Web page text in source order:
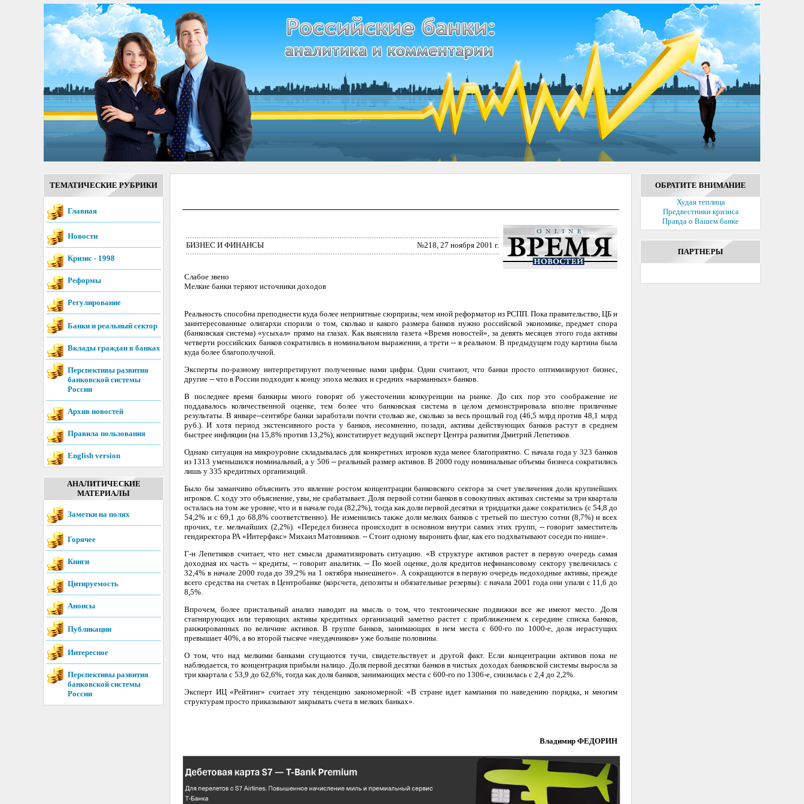
ТЕМАТИЧЕСКИЕ РУБРИКИ
Главная
Новости
Кризис - 1998
Реформы
Регулирование
Банки и реальный сектор
Вклады граждан в банках
Перспективы развития
банковской системы
России
Архив новостей
Правила пользования
English version
АНАЛИТИЧЕСКИЕ
МАТЕРИАЛЫ
Заметки на полях
Горячее
Книги
Цитируемость
Анонсы
Публикации
Интересное
Перспективы развития
банковской системы
России
БИЗНЕС И ФИНАНСЫ №218, 27 ноября 2001 г.
Слабое звено
Мелкие банки теряют источники доходов
Реальность способна преподнести куда более неприятные сюрпризы, чем иной реформатор из РСПП. Пока правительство, ЦБ и
заинтересованные олигархи спорили о том, сколько и какого размера банков нужно российской экономике, предмет спора
(банковская система) «усыхал» прямо на глазах. Как выяснила газета «Время новостей», за девять месяцев этого года активы
четверти российских банков сократились в номинальном выражении, а трети -- в реальном. В предыдущем году картина была
куда более благополучной.
Эксперты по-разному интерпретируют полученные нами цифры. Одни считают, что банки просто оптимизируют бизнес,
другие -- что в России подходит к концу эпоха мелких и средних «карманных» банков.
В последнее время банкиры много говорят об ужесточении конкуренции на рынке. До сих пор это соображение не
поддавалось количественной оценке, тем более что банковская система в целом демонстрировала вполне приличные
результаты. В январе--сентябре банки заработали почти столько же, сколько за весь прошлый год (46,5 млрд против 48,1 млрд
руб.). И хотя период экстенсивного роста у банков, несомненно, позади, активы действующих банков растут в среднем
быстрее инфляции (на 15,8% против 13,2%), констатирует ведущий эксперт Центра развития Дмитрий Лепетиков.
Однако ситуация на микроуровне складывалась для конкретных игроков куда менее благоприятно. С начала года у 323 банков
из 1313 уменьшился номинальный, а у 506 -- реальный размер активов. В 2000 году номинальные объемы бизнеса сократились
лишь у 335 кредитных организаций.
Было бы заманчиво объяснить это явление ростом концентрации банковского сектора за счет увеличения доли крупнейших
игроков. С ходу это объяснение, увы, не срабатывает. Доля первой сотни банков в совокупных активах системы за три квартала
осталась на том же уровне, что и в начале года (82,2%), тогда как доли первой десятки и тридцатки даже сократились (с 54,8 до
54,2% и с 69,1 до 68,8% соответственно). Не изменились также доли мелких банков с третьей по шестую сотни (8,7%) и всех
прочих, т.е. мельчайших (2,2%). «Передел бизнеса происходит в основном внутри самих этих групп, -- говорит заместитель
гендиректора РА «Интерфакс» Михаил Матовников. -- Стоит одному выронить флаг, как его подхватывают соседи по нише».
Г-н Лепетиков считает, что нет смысла драматизировать ситуацию. «В структуре активов растет в первую очередь самая
доходная их часть -- кредиты, -- говорит аналитик. -- По моей оценке, доля кредитов нефинансовому сектору увеличилась с
32,4% в начале 2000 года до 39,2% на 1 октября нынешнего». А сокращаются в первую очередь недоходные активы, прежде
всего средства на счетах в Центробанке (корсчета, депозиты и обязательные резервы): с начала 2001 года они упали с 11,6 до
8,5%.
Впрочем, более пристальный анализ наводит на мысль о том, что тектонические подвижки все же имеют место. Доля
стагнирующих или теряющих активы кредитных организаций заметно растет с приближением к середине списка банков,
ранжированных по величине активов. В группе банков, занимающих в нем места с 600-го по 1000-е, доля нерастущих
превышает 40%, а во второй тысяче «неудачников» уже больше половины.
О том, что над мелкими банками сгущаются тучи, свидетельствует и другой факт. Если концентрации активов пока не
наблюдается, то концентрация прибыли налицо. Доля первой десятки банков в чистых доходах банковской системы выросла за
три квартала с 53,9 до 62,6%, тогда как доля банков, занимающих места с 600-го по 1306-е, снизилась с 2,4 до 2,2%.
Эксперт ИЦ «Рейтинг» считает эту тенденцию закономерной: «В стране идет кампания по наведению порядка, и многим
структурам просто приказывают закрывать счета в мелких банках».
Владимир ФЕДОРИН
ОБРАТИТЕ ВНИМАНИЕ
Худая теплица
Предвестники кризиса
Правда о Вашем банке
ПАРТНЕРЫ